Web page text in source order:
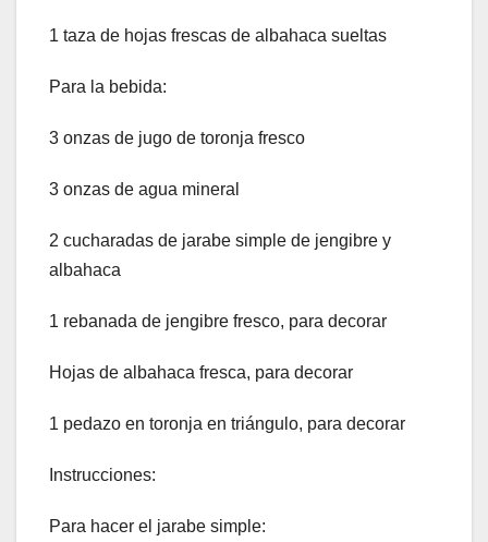
1 taza de hojas frescas de albahaca sueltas
Para la bebida:
3 onzas de jugo de toronja fresco
3 onzas de agua mineral
2 cucharadas de jarabe simple de jengibre y
albahaca
1 rebanada de jengibre fresco, para decorar
Hojas de albahaca fresca, para decorar
1 pedazo en toronja en triángulo, para decorar
Instrucciones:
Para hacer el jarabe simple: